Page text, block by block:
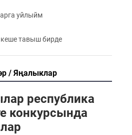
уйлыйм
кеше тавыш бирде
Яңалыклар
республика
конкурсында